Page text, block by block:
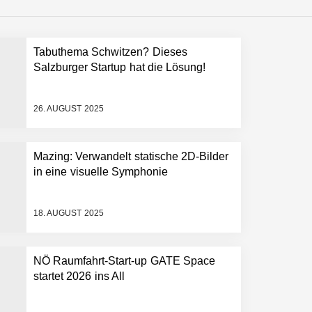
Tabuthema Schwitzen? Dieses
Salzburger Startup hat die Lösung!
26. AUGUST 2025
Mazing: Verwandelt statische 2D-Bilder
in eine visuelle Symphonie
18. AUGUST 2025
NÖ Raumfahrt-Start-up GATE Space
startet 2026 ins All